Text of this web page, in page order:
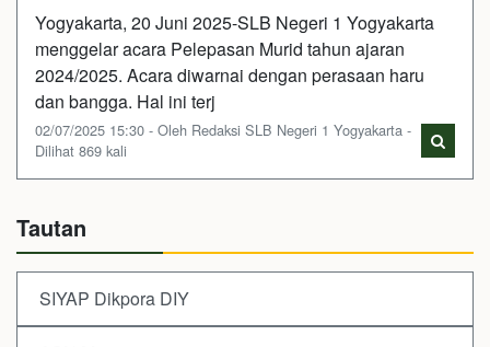
Yogyakarta, 20 Juni 2025-SLB Negeri 1 Yogyakarta
menggelar acara Pelepasan Murid tahun ajaran
2024/2025. Acara diwarnai dengan perasaan haru
dan bangga. Hal ini terj
02/07/2025 15:30 - Oleh Redaksi SLB Negeri 1 Yogyakarta -
Dilihat 869 kali
Tautan
SIYAP Dikpora DIY